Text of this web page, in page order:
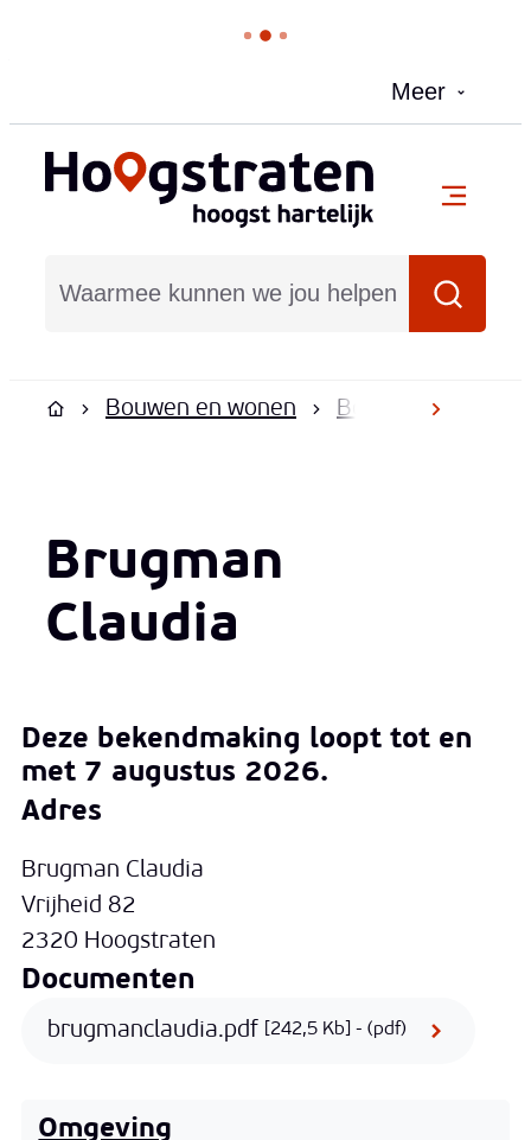
Meer
Hoogstraten
Zoeken
menu
scroll
Startpagina
Bouwen en wonen Bouwen en
Brugman
Claudia
Deze bekendmaking loopt tot en
met 7 augustus 2026.
Adres
Brugman Claudia
Vrijheid 82
2320 Hoogstraten
Documenten
brugmanclaudia.pdf 242,5 Kb (pdf)
Omgeving